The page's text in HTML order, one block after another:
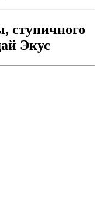
ступичного
Экус